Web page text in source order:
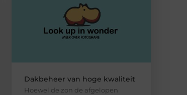
Dakbeheer van hoge kwaliteit
Hoewel de zon de afgelopen